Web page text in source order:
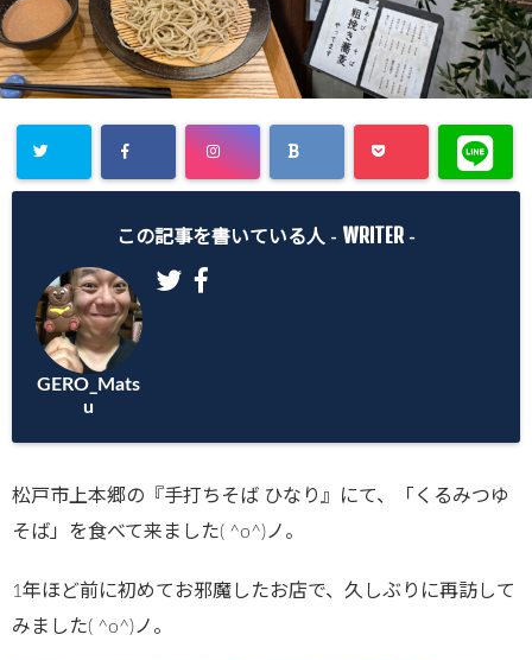
この記事を書いている人 - WRITER -
GERO_Mats
u
松戸市上本郷の『手打ちそば ひなり』にて、「くるみつゆ
そば」を食べて来ました( ^o^)ノ。
1年ほど前に初めてお邪魔したお店で、久しぶりに再訪して
みました( ^o^)ノ。